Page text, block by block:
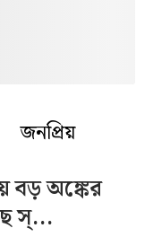
জনপ্রিয়
বড় অঙ্কের
স্...